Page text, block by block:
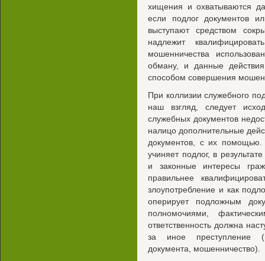
хищения и охватываются
если подлог документов
выступают средством
надлежит
мошенничества
обману, и данные
способом совершения
При коллизии служебного
наш взгляд, следует
служебных документов
налицо дополнительные
документов, с их помощью.
учиняет подлог, в
и законные интересы
правильнее
злоупотребление и как
оперирует подложным
полномочиями,
ответственность должна
за иное преступление
документа, мошенничество).